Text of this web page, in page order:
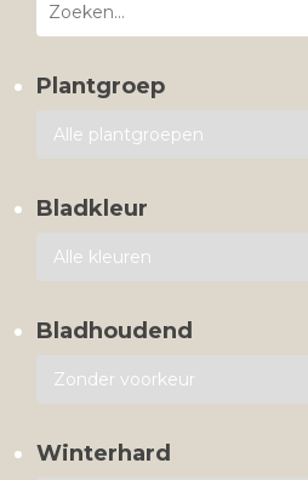
Plantgroep
Bladkleur
Bladhoudend
Winterhard